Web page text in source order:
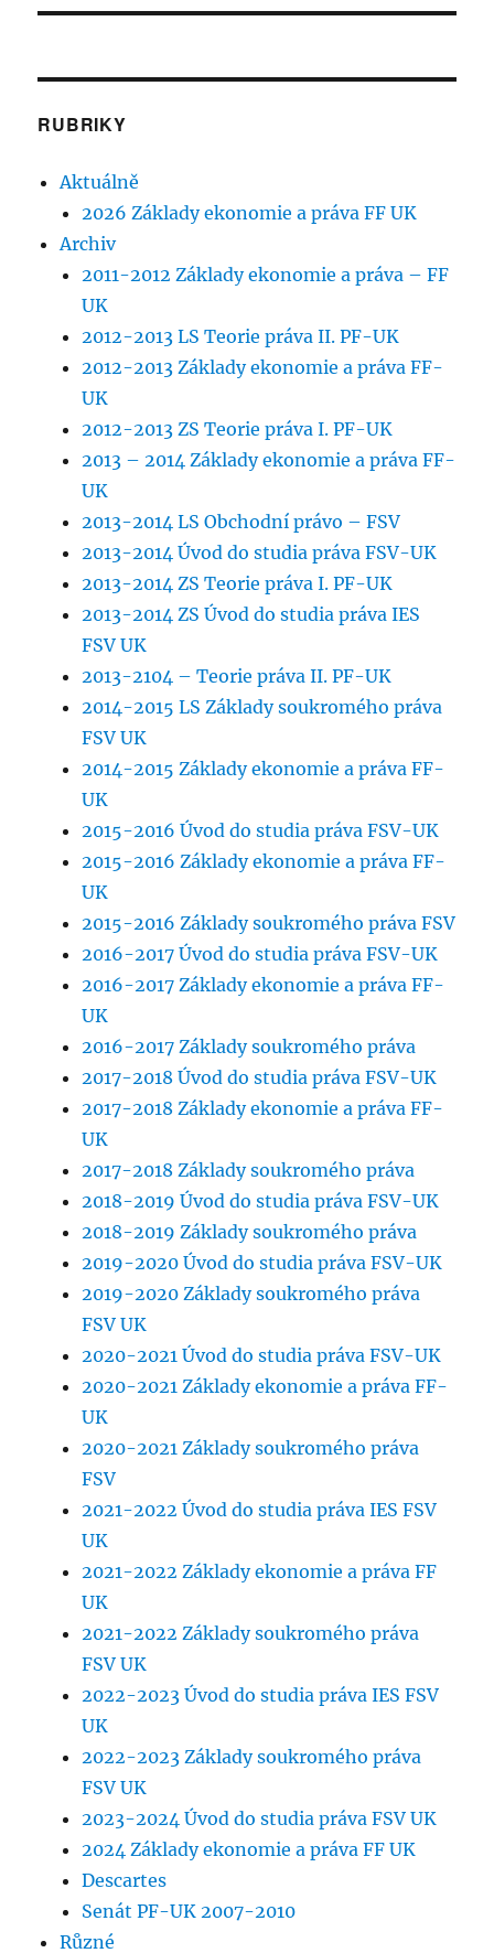
RUBRIKY
Aktuálně
2026 Základy ekonomie a práva FF UK
Archiv
2011-2012 Základy ekonomie a práva – FF
UK
2012-2013 LS Teorie práva II. PF-UK
2012-2013 Základy ekonomie a práva FF-
UK
2012-2013 ZS Teorie práva I. PF-UK
2013 – 2014 Základy ekonomie a práva FF-
UK
2013-2014 LS Obchodní právo – FSV
2013-2014 Úvod do studia práva FSV-UK
2013-2014 ZS Teorie práva I. PF-UK
2013-2014 ZS Úvod do studia práva IES
FSV UK
2013-2104 – Teorie práva II. PF-UK
2014-2015 LS Základy soukromého práva
FSV UK
2014-2015 Základy ekonomie a práva FF-
UK
2015-2016 Úvod do studia práva FSV-UK
2015-2016 Základy ekonomie a práva FF-
UK
2015-2016 Základy soukromého práva FSV
2016-2017 Úvod do studia práva FSV-UK
2016-2017 Základy ekonomie a práva FF-
UK
2016-2017 Základy soukromého práva
2017-2018 Úvod do studia práva FSV-UK
2017-2018 Základy ekonomie a práva FF-
UK
2017-2018 Základy soukromého práva
2018-2019 Úvod do studia práva FSV-UK
2018-2019 Základy soukromého práva
2019-2020 Úvod do studia práva FSV-UK
2019-2020 Základy soukromého práva
FSV UK
2020-2021 Úvod do studia práva FSV-UK
2020-2021 Základy ekonomie a práva FF-
UK
2020-2021 Základy soukromého práva
FSV
2021-2022 Úvod do studia práva IES FSV
UK
2021-2022 Základy ekonomie a práva FF
UK
2021-2022 Základy soukromého práva
FSV UK
2022-2023 Úvod do studia práva IES FSV
UK
2022-2023 Základy soukromého práva
FSV UK
2023-2024 Úvod do studia práva FSV UK
2024 Základy ekonomie a práva FF UK
Descartes
Senát PF-UK 2007-2010
Různé